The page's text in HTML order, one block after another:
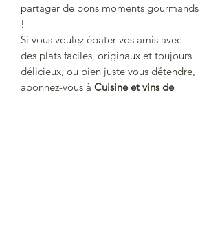
partager de bons moments gourmands
!
Si vous voulez épater vos amis avec
des plats faciles, originaux et toujours
délicieux, ou bien juste vous détendre,
abonnez-vous à Cuisine et vins de